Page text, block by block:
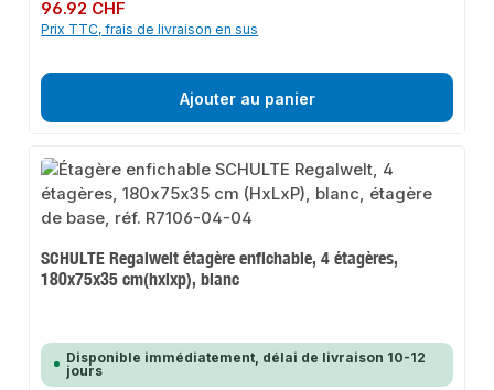
Prix régulier :
96.92 CHF
Prix TTC, frais de livraison en sus
Ajouter au panier
SCHULTE Regalwelt étagère enfichable, 4 étagères,
180x75x35 cm(hxlxp), blanc
Disponible immédiatement, délai de livraison 10-12
jours